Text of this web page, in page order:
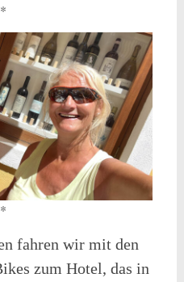
*
*
fahren wir mit den
zum Hotel, das in